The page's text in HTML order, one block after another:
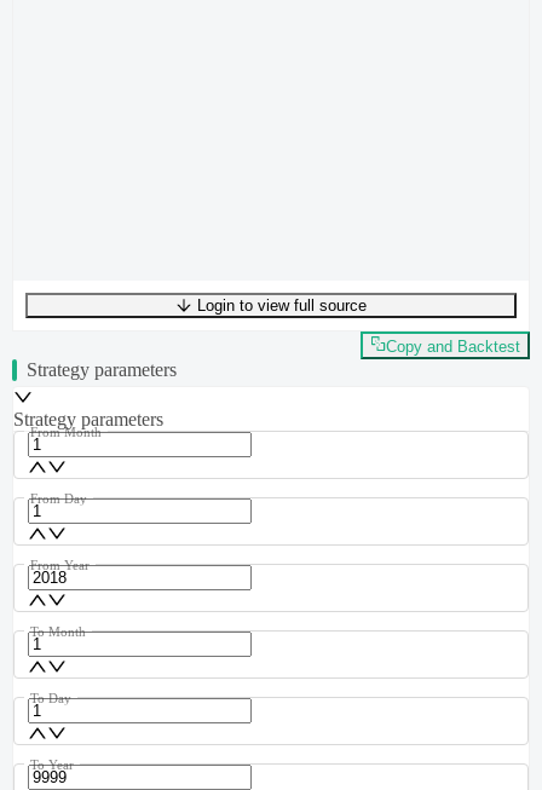
UTF-8239 bytes35 words0 linesLn 1,Col 0
Login to view full source
Copy and Backtest
Strategy parameters
Strategy parameters
From Month
From Day
From Year
To Month
To Day
To Year